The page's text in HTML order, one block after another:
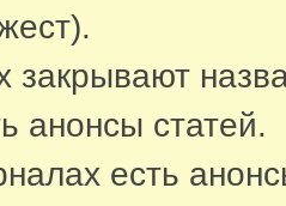
закрывают
анонсы статей.
есть